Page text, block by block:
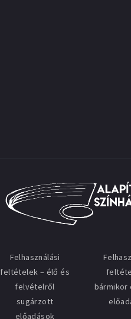
Felhasználási
feltételek – élő és
felvételről
sugárzott
előadások
bármikor